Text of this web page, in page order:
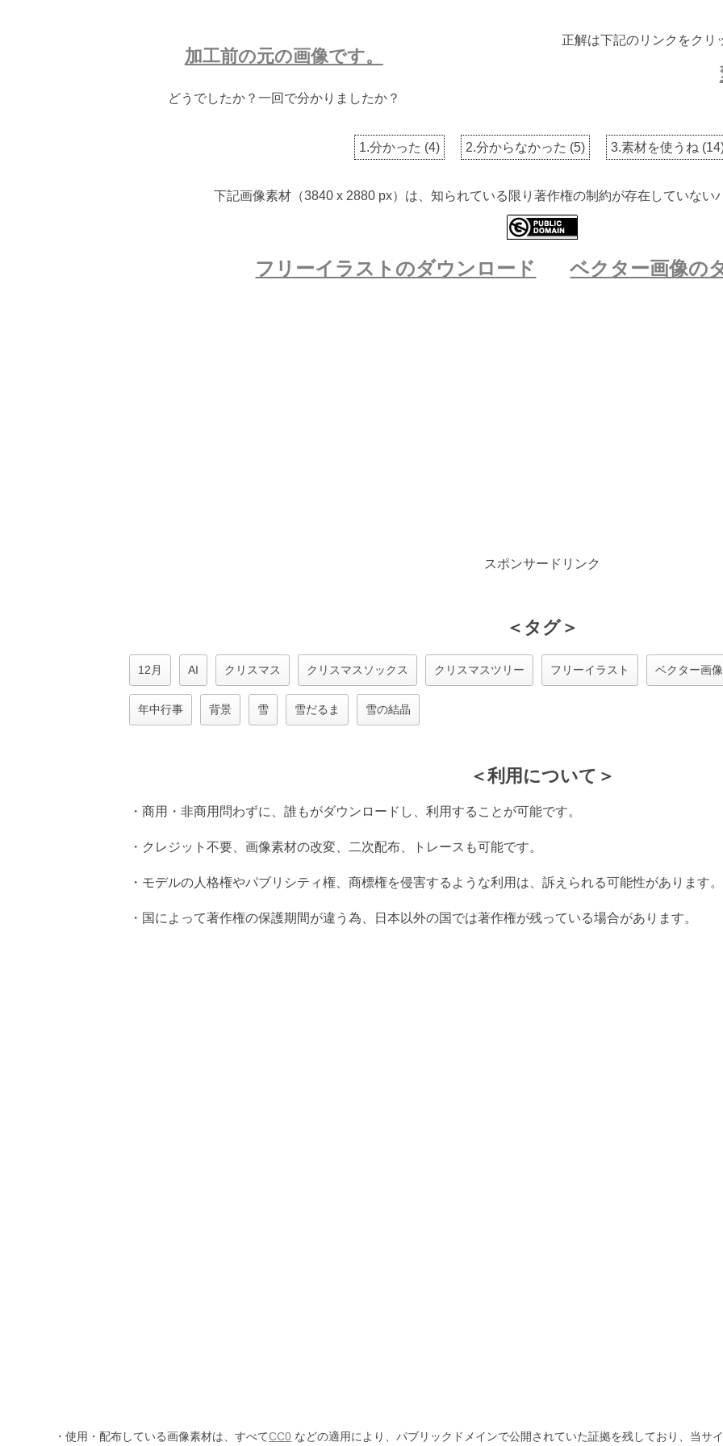
正解は下記のリンクをクリ
加工前の元の画像です。
どうでしたか？一回で分かりましたか？
1.分かった (4) 2.分からなかった (5) 3.素材を使うね (14
下記画像素材（3840 x 2880 px）は、知られている限り著作権の制約が存在していない
フリーイラストのダウンロード ベクター画像の
スポンサードリンク
＜タグ＞
12月 AI クリスマス クリスマスソックス クリスマスツリー フリーイラスト ベクター画像
年中行事 背景 雪 雪だるま 雪の結晶
＜利用について＞
・商用・非商用問わずに、誰もがダウンロードし、利用することが可能です。
・クレジット不要、画像素材の改変、二次配布、トレースも可能です。
・モデルの人格権やパブリシティ権、商標権を侵害するような利用は、訴えられる可能性があります。
・国によって著作権の保護期間が違う為、日本以外の国では著作権が残っている場合があります。
・使用・配布している画像素材は、すべてCC0 などの適用により、パブリックドメインで公開されていた証拠を残しており、当サ